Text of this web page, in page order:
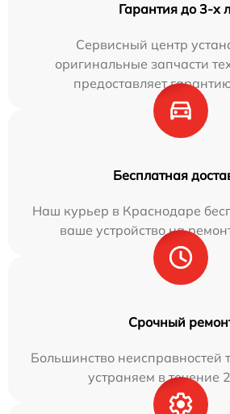
Гарантия до 3-х
Сервисный центр
оригинальные запчасти
предоставляет
Бесплатная
Наш курьер в Краснодаре
ваше устройство на
Срочный
Большинство неисправностей
устраняем в течение